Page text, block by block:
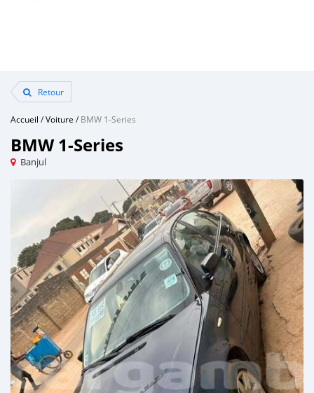
Retour
Accueil /Voiture /BMW 1-Series
BMW 1-Series
Banjul